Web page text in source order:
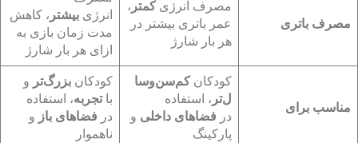
مصرف باتری
مصرف انرژیکمتر ،
عمر باتری بیشتر در
هر بار شارژ
انرژی بیشتر ، کاهش
مدت زمان بازی به
ازای هر بار شارژ
مناسب برای
کودکانکم‌سن‌وسا
ل‌تر ، استفاده
در فضاهای داخلی و
پارکینگ
کودکان بزرگ‌تر و
باتجربه، استفاده
در فضاهای باز و
ناهموار